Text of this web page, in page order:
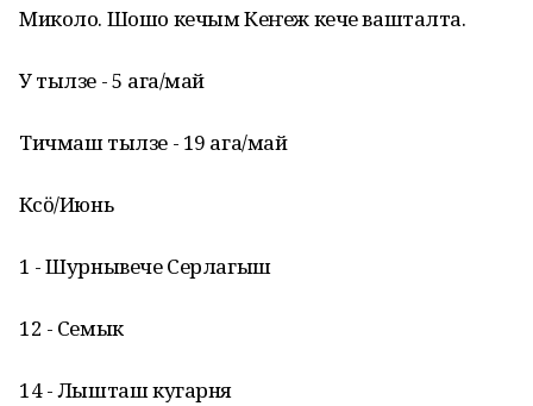
Миколо. Шошо кечым Кеҥеж кече вашталта.
У тылзе - 5 ага/май
Тичмаш тылзе - 19 ага/май
Кӱсӧ/Июнь
1 - Шурнывече Серлагыш
12 - Семык
14 - Лышташ кугарня